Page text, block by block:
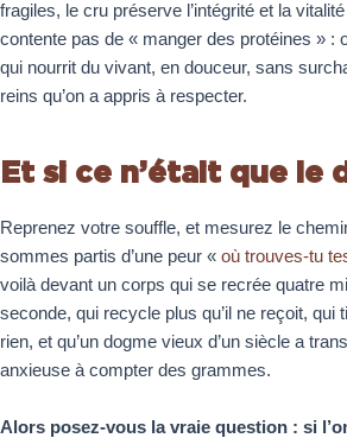
fragiles, le cru préserve l’intégrité et la
contente pas de « manger des protéines » :
qui nourrit du vivant, en douceur, sans
reins qu’on a appris à respecter.
Et si ce n’était que le
Reprenez votre souffle, et mesurez le
sommes partis d’une peur « où trouves-tu
voilà devant un corps qui se recrée quatre
seconde, qui recycle plus qu’il ne reçoit, qui
rien, et qu’un dogme vieux d’un siècle a
anxieuse à compter des grammes.
Alors posez-vous la vraie question : si